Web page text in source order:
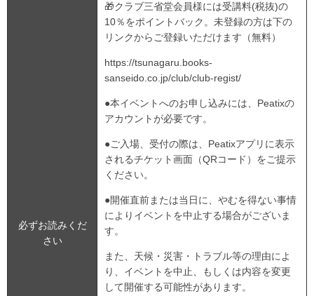
必ずお読みくだ
さい
🎁クラブ三省堂会員様には受講料(税抜)の
10％をポイントバック。未登録の方は下の
リンクからご登録いただけます（無料）
https://tsunagaru.books-
sanseido.co.jp/club/club-regist/
●本イベントへのお申し込みには、Peatixの
アカウントが必要です。
●ご入場、受付の際は、Peatixアプリに表示
されるチケット画面（QRコード）をご提示
ください。
●開催直前または当日に、やむを得ない事情
によりイベントを中止する場合がございま
す。
また、天候・災害・トラブル等の理由によ
り、イベントを中止、もしくは内容を変更
して開催する可能性があります。